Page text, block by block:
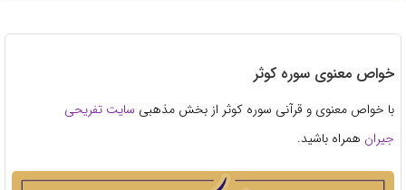
خواص معنوی سوره کوثر
با خواص معنوی و قرآنی سوره کوثر از بخش مذهبی سایت تفریحی
جیران همراه باشید.